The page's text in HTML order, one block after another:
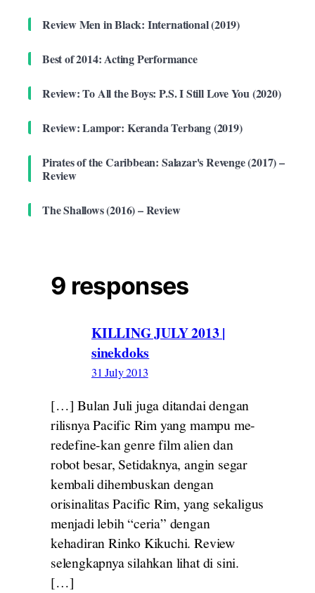
Review Men in Black: International (2019)
Best of 2014: Acting Performance
Review: To All the Boys: P.S. I Still Love You (2020)
Review: Lampor: Keranda Terbang (2019)
Pirates of the Caribbean: Salazar's Revenge (2017) –
Review
The Shallows (2016) – Review
9 responses
KILLING JULY 2013 |
sinekdoks
31 July 2013
[…] Bulan Juli juga ditandai dengan
rilisnya Pacific Rim yang mampu me-
redefine-kan genre film alien dan
robot besar, Setidaknya, angin segar
kembali dihembuskan dengan
orisinalitas Pacific Rim, yang sekaligus
menjadi lebih “ceria” dengan
kehadiran Rinko Kikuchi. Review
selengkapnya silahkan lihat di sini.
[…]